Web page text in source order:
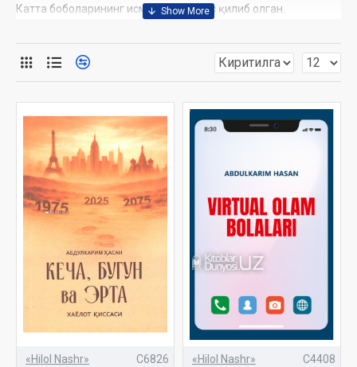
Катта боболарининг исмини тахаллус қилиб олган.
1989 йилда ўрта мактабни тамомлаган.
Мутахассилиги: Электралоқа муҳандиси. Бир қанча чет эл
давлатларида тренинг ва ҳизмат сафарларида бўлган.
Ҳозирги кунда мобил алоқа компаниясида ишлайди.
Оилалик, 4 та фарзанди ва 4 та невараси бор.
Отасини ҳотирлаб «Бу менинг оилам» деб номланган
биринчи китобини 2021 йилда ёзиб, нашрдан чиқарган.
Ҳозирги кунда муаллифнинг «Эламакон», «Етук муҳандис»,
«Лойиҳалар бошқаруви», «Саодат калити», «Огоҳ бўлинг»,
«Тўй бўлсин», «Виртуал олам болалари», «Виртуал олам
ўсмирлари» каби 15 дан ортиқ китоблари нашрдан чиққан.
«Hilol Nashr» C6826 «Hilol Nashr» C4408